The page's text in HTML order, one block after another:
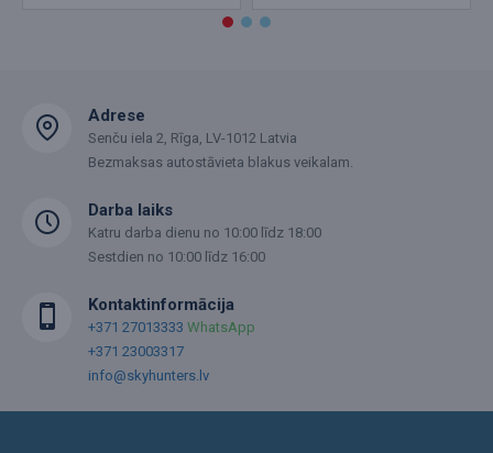
Adrese
Senču iela 2, Rīga, LV-1012 Latvia
Bezmaksas autostāvieta blakus veikalam.
Darba laiks
Katru darba dienu no 10:00 līdz 18:00
Sestdien no 10:00 līdz 16:00
Kontaktinformācija
+371 27013333 WhatsApp
+371 23003317
info@skyhunters.lv